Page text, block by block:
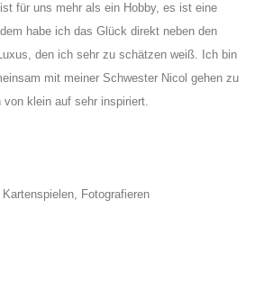
für uns mehr als ein Hobby, es ist eine
habe ich das Glück direkt neben den
den ich sehr zu schätzen weiß. Ich bin
mit meiner Schwester Nicol gehen zu
klein auf sehr inspiriert.
Fotografieren